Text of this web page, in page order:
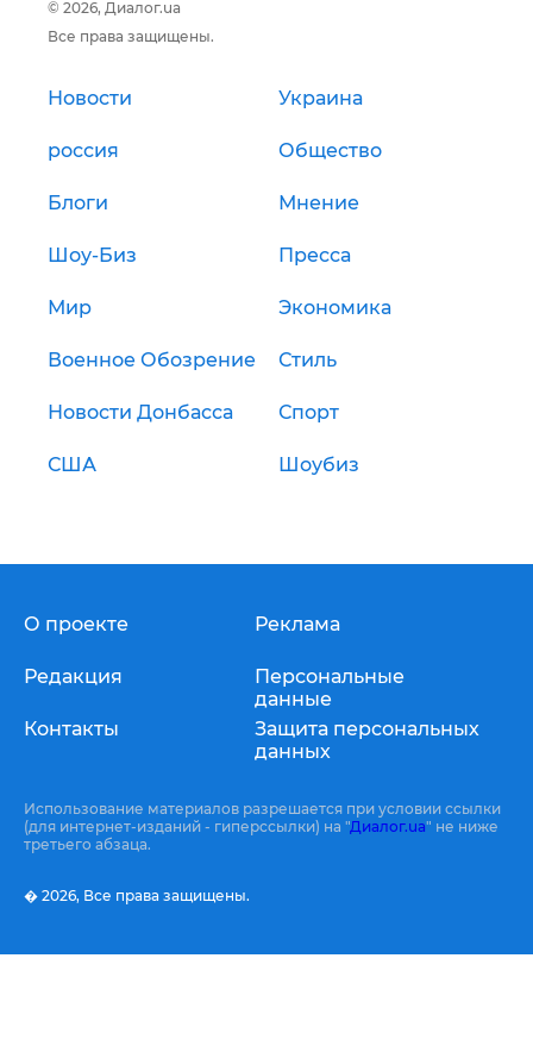
© 2026, Диалог.ua
Все права защищены.
Новости Украина
россия Общество
Блоги Мнение
Шоу-Биз Пресса
Мир Экономика
Военное Обозрение Стиль
Новости Донбасса Спорт
США Шоубиз
О проекте
Редакция
Контакты
Реклама
Персональные
данные
Защита персональных
данных
Использование материалов разрешается при условии ссылки
(для интернет-изданий - гиперссылки) на "Диалог.ua" не ниже
третьего абзаца.
� 2026, Все права защищены.